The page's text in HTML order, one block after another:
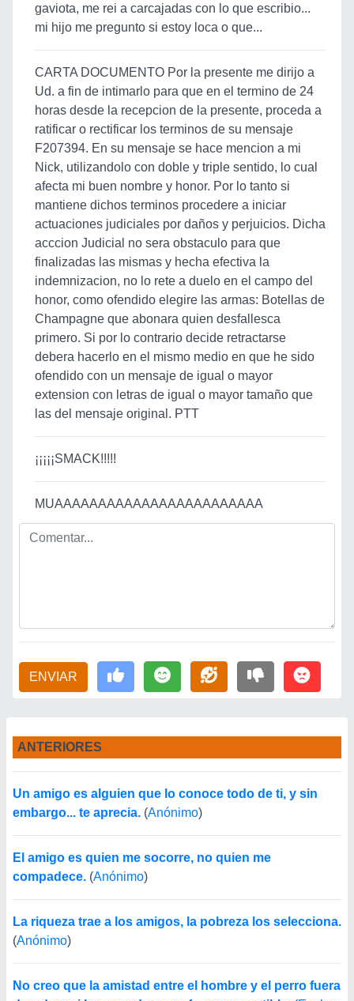
gaviota, me rei a carcajadas con lo que escribio...
mi hijo me pregunto si estoy loca o que...
CARTA DOCUMENTO Por la presente me dirijo a
Ud. a fin de intimarlo para que en el termino de 24
horas desde la recepcion de la presente, proceda a
ratificar o rectificar los terminos de su mensaje
F207394. En su mensaje se hace mencion a mi
Nick, utilizandolo con doble y triple sentido, lo cual
afecta mi buen nombre y honor. Por lo tanto si
mantiene dichos terminos procedere a iniciar
actuaciones judiciales por daños y perjuicios. Dicha
acccion Judicial no sera obstaculo para que
finalizadas las mismas y hecha efectiva la
indemnizacion, no lo rete a duelo en el campo del
honor, como ofendido elegire las armas: Botellas de
Champagne que abonara quien desfallesca
primero. Si por lo contrario decide retractarse
debera hacerlo en el mismo medio en que he sido
ofendido con un mensaje de igual o mayor
extension con letras de igual o mayor tamaño que
las del mensaje original. PTT
¡¡¡¡¡SMACK!!!!!
MUAAAAAAAAAAAAAAAAAAAAAAAA
ENVIAR
ANTERIORES
Un amigo es alguien que lo conoce todo de ti, y sin
embargo... te aprecia. (Anónimo)
El amigo es quien me socorre, no quien me
compadece. (Anónimo)
La riqueza trae a los amigos, la pobreza los selecciona.
(Anónimo)
No creo que la amistad entre el hombre y el perro fuera